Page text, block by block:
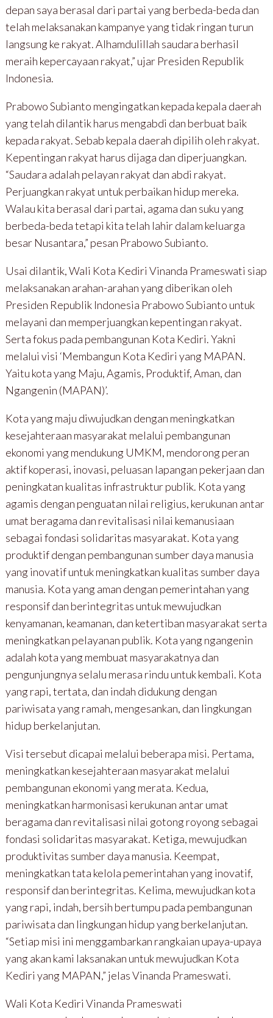
depan saya berasal dari partai yang berbeda-beda dan
telah melaksanakan kampanye yang tidak ringan turun
langsung ke rakyat. Alhamdulillah saudara berhasil
meraih kepercayaan rakyat,” ujar Presiden Republik
Indonesia.
Prabowo Subianto mengingatkan kepada kepala daerah
yang telah dilantik harus mengabdi dan berbuat baik
kepada rakyat. Sebab kepala daerah dipilih oleh rakyat.
Kepentingan rakyat harus dijaga dan diperjuangkan.
“Saudara adalah pelayan rakyat dan abdi rakyat.
Perjuangkan rakyat untuk perbaikan hidup mereka.
Walau kita berasal dari partai, agama dan suku yang
berbeda-beda tetapi kita telah lahir dalam keluarga
besar Nusantara,” pesan Prabowo Subianto.
Usai dilantik, Wali Kota Kediri Vinanda Prameswati siap
melaksanakan arahan-arahan yang diberikan oleh
Presiden Republik Indonesia Prabowo Subianto untuk
melayani dan memperjuangkan kepentingan rakyat.
Serta fokus pada pembangunan Kota Kediri. Yakni
melalui visi ‘Membangun Kota Kediri yang MAPAN.
Yaitu kota yang Maju, Agamis, Produktif, Aman, dan
Ngangenin (MAPAN)’.
Kota yang maju diwujudkan dengan meningkatkan
kesejahteraan masyarakat melalui pembangunan
ekonomi yang mendukung UMKM, mendorong peran
aktif koperasi, inovasi, peluasan lapangan pekerjaan dan
peningkatan kualitas infrastruktur publik. Kota yang
agamis dengan penguatan nilai religius, kerukunan antar
umat beragama dan revitalisasi nilai kemanusiaan
sebagai fondasi solidaritas masyarakat. Kota yang
produktif dengan pembangunan sumber daya manusia
yang inovatif untuk meningkatkan kualitas sumber daya
manusia. Kota yang aman dengan pemerintahan yang
responsif dan berintegritas untuk mewujudkan
kenyamanan, keamanan, dan ketertiban masyarakat serta
meningkatkan pelayanan publik. Kota yang ngangenin
adalah kota yang membuat masyarakatnya dan
pengunjungnya selalu merasa rindu untuk kembali. Kota
yang rapi, tertata, dan indah didukung dengan
pariwisata yang ramah, mengesankan, dan lingkungan
hidup berkelanjutan.
Visi tersebut dicapai melalui beberapa misi. Pertama,
meningkatkan kesejahteraan masyarakat melalui
pembangunan ekonomi yang merata. Kedua,
meningkatkan harmonisasi kerukunan antar umat
beragama dan revitalisasi nilai gotong royong sebagai
fondasi solidaritas masyarakat. Ketiga, mewujudkan
produktivitas sumber daya manusia. Keempat,
meningkatkan tata kelola pemerintahan yang inovatif,
responsif dan berintegritas. Kelima, mewujudkan kota
yang rapi, indah, bersih bertumpu pada pembangunan
pariwisata dan lingkungan hidup yang berkelanjutan.
“Setiap misi ini menggambarkan rangkaian upaya-upaya
yang akan kami laksanakan untuk mewujudkan Kota
Kediri yang MAPAN,” jelas Vinanda Prameswati.
Wali Kota Kediri Vinanda Prameswati